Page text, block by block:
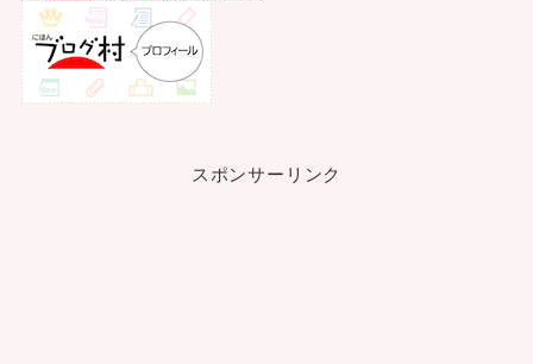
スポンサーリンク